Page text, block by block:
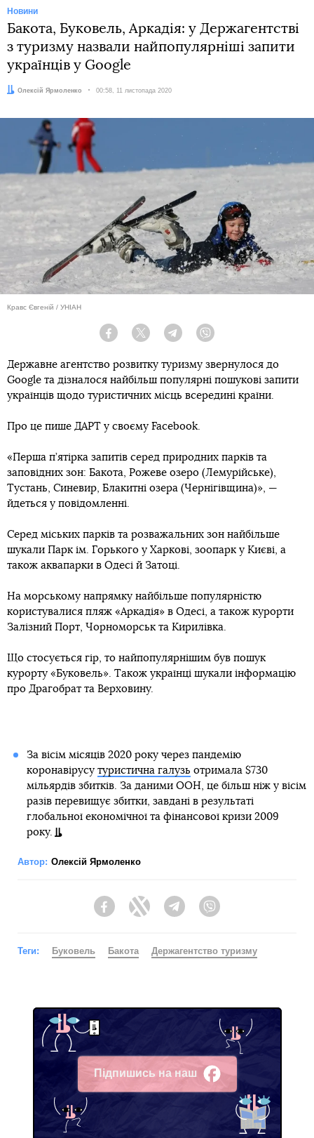
Новини
Бакота, Буковель, Аркадія: у Держагентстві
з туризму назвали найпопулярніші запити
українців у Google
Автор:
Олексій Ярмоленко Дата:
00:58, 11 листопада 2020
Кравс Євгеній / УНІАН
Facebook Twitter Telegram
Державне агентство розвитку туризму звернулося до
Google та дізналося найбільш популярні пошукові запити
українців щодо туристичних місць всередині країни.
Про це пише ДАРТ у своєму Facebook.
«Перша п’ятірка запитів серед природних парків та
заповідних зон: Бакота, Рожеве озеро (Лемурійське),
Тустань, Синевир, Блакитні озера (Чернігівщина)», —
йдеться у повідомленні.
Серед міських парків та розважальних зон найбільше
шукали Парк ім. Горького у Харкові, зоопарк у Києві, а
також аквапарки в Одесі й Затоці.
На морському напрямку найбільше популярністю
користувалися пляж «Аркадія» в Одесі, а також курорти
Залізний Порт, Чорноморськ та Кирилівка.
Що стосується гір, то найпопулярнішим був пошук
курорту «Буковель». Також українці шукали інформацію
про Драгобрат та Верховину.
За вісім місяців 2020 року через пандемію
коронавірусу туристична галузь отримала $730
мільярдів збитків. За даними ООН, це більш ніж у вісім
разів перевищує збитки, завдані в результаті
глобальної економічної та фінансової кризи 2009
року.
Автор: Олексій Ярмоленко
FacebookTwitter Telegram
Теги: Буковель Бакота Держагентство туризму
Підпишись на наш
Facebook